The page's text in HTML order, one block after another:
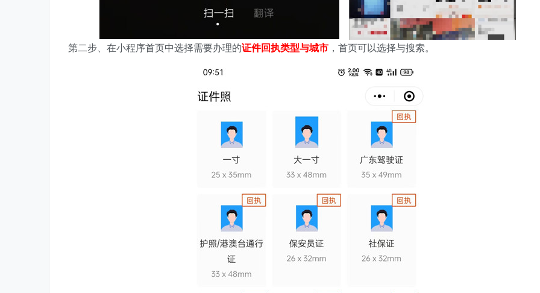
第二步、在小程序首页中选择需要办理的证件回执类型与城市 ，首页可以选择与搜索。